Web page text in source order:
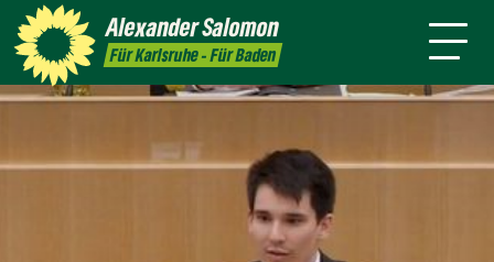
AlexanderSalomon
Für Karlsruhe - Für Baden
Leichte
Sprache
Presse Kontakt
Persönlich Positionen Karlsruhe